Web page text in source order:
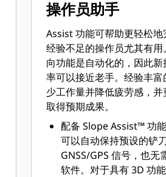
操作员助手
Assist 功能可帮助更轻松
经验不足的操作员尤其有
向功能是自动化的，因此
率可以接近老手。经验丰
少工作量并降低疲劳感，
取得预期成果。
配备 Slope Assist™ 功
可以自动保持预设的铲
GNSS/GPS 信号，也无
软件。对于具有 3D 功